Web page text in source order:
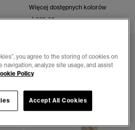
Więcej dostępnych kolorów
zł 229,00
you agree to the storing of cookies on
navigation, analyze site usage, and assist
Policy
Accept All Cookies